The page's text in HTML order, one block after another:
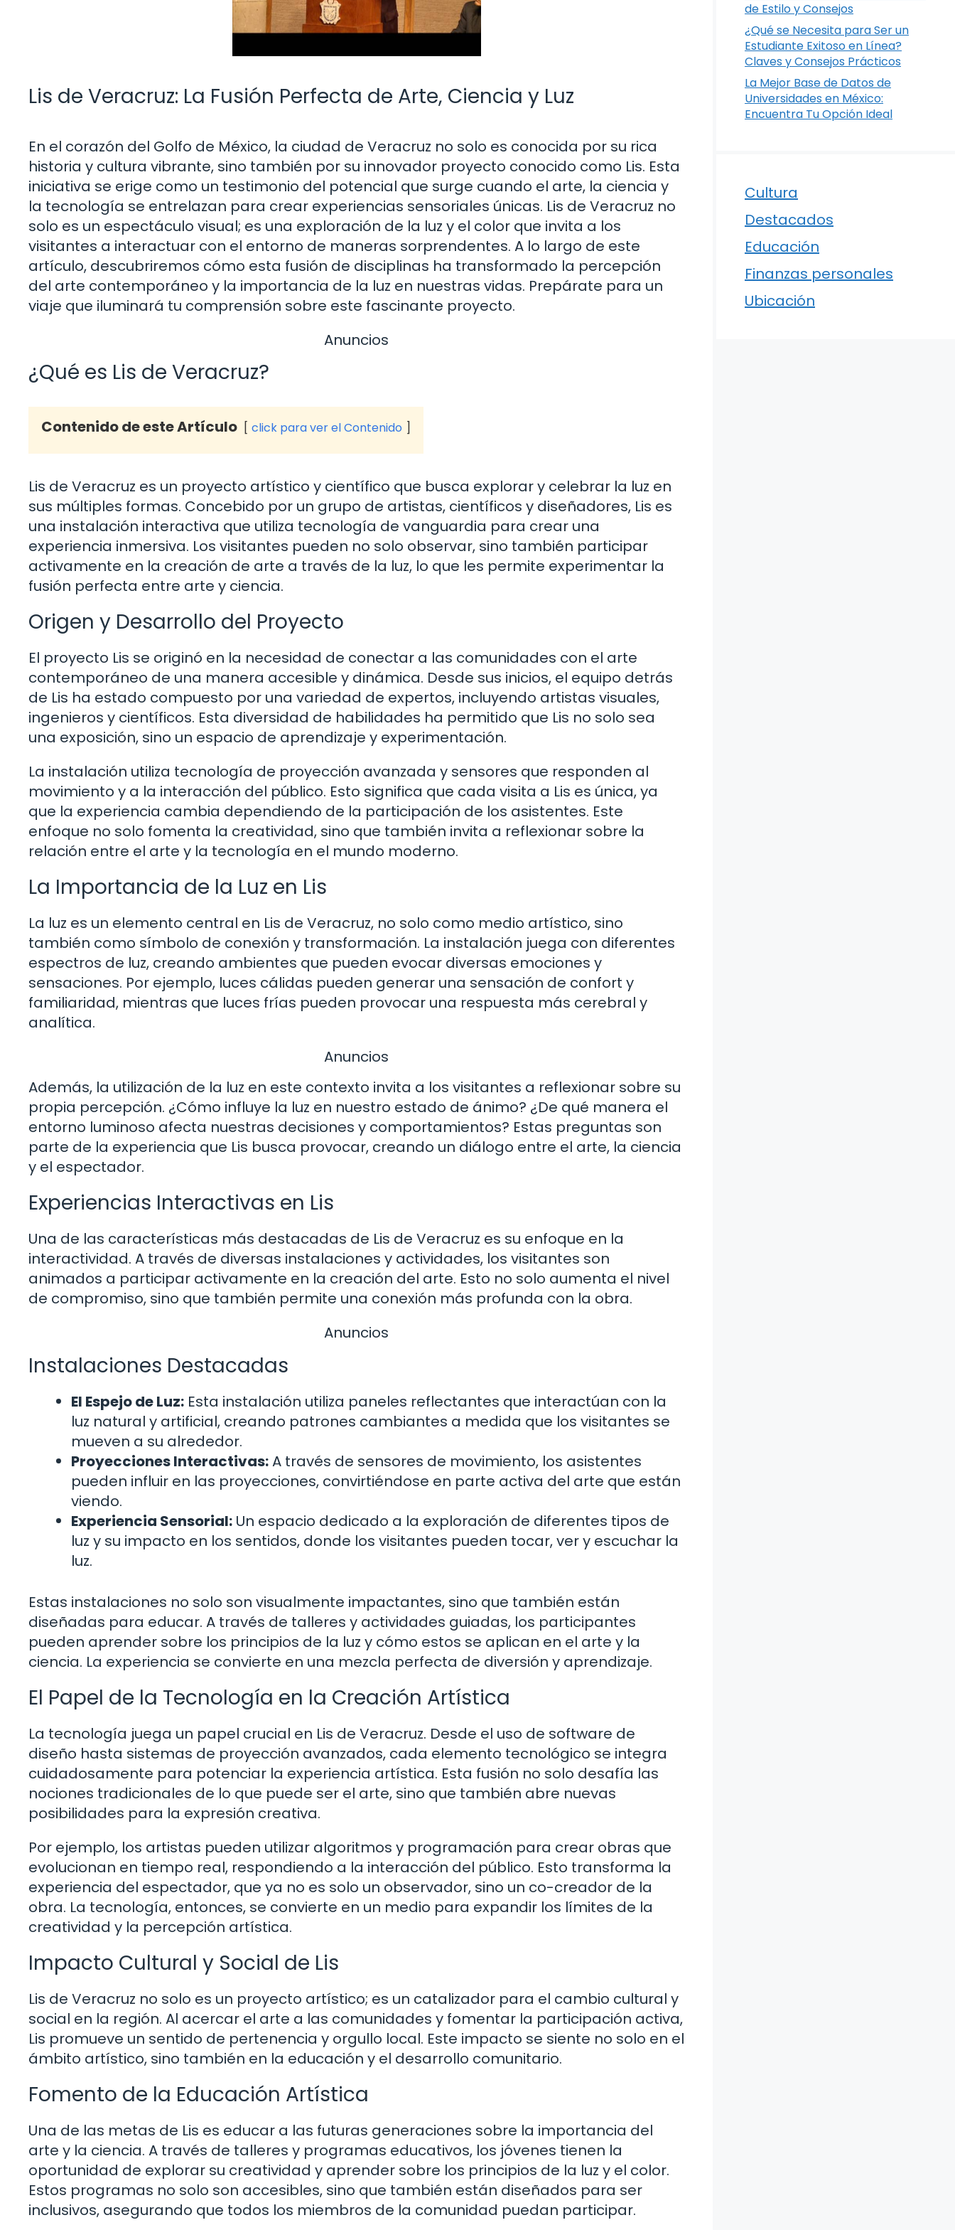
Lis de Veracruz: La Fusión Perfecta de Arte, Ciencia y Luz
En el corazón del Golfo de México, la ciudad de Veracruz no solo es conocida por su rica
historia y cultura vibrante, sino también por su innovador proyecto conocido como Lis. Esta
iniciativa se erige como un testimonio del potencial que surge cuando el arte, la ciencia y
la tecnología se entrelazan para crear experiencias sensoriales únicas. Lis de Veracruz no
solo es un espectáculo visual; es una exploración de la luz y el color que invita a los
visitantes a interactuar con el entorno de maneras sorprendentes. A lo largo de este
artículo, descubriremos cómo esta fusión de disciplinas ha transformado la percepción
del arte contemporáneo y la importancia de la luz en nuestras vidas. Prepárate para un
viaje que iluminará tu comprensión sobre este fascinante proyecto.
Anuncios
¿Qué es Lis de Veracruz?
Contenido de este Artículo click para ver el Contenido
Lis de Veracruz es un proyecto artístico y científico que busca explorar y celebrar la luz en
sus múltiples formas. Concebido por un grupo de artistas, científicos y diseñadores, Lis es
una instalación interactiva que utiliza tecnología de vanguardia para crear una
experiencia inmersiva. Los visitantes pueden no solo observar, sino también participar
activamente en la creación de arte a través de la luz, lo que les permite experimentar la
fusión perfecta entre arte y ciencia.
Origen y Desarrollo del Proyecto
El proyecto Lis se originó en la necesidad de conectar a las comunidades con el arte
contemporáneo de una manera accesible y dinámica. Desde sus inicios, el equipo detrás
de Lis ha estado compuesto por una variedad de expertos, incluyendo artistas visuales,
ingenieros y científicos. Esta diversidad de habilidades ha permitido que Lis no solo sea
una exposición, sino un espacio de aprendizaje y experimentación.
La instalación utiliza tecnología de proyección avanzada y sensores que responden al
movimiento y a la interacción del público. Esto significa que cada visita a Lis es única, ya
que la experiencia cambia dependiendo de la participación de los asistentes. Este
enfoque no solo fomenta la creatividad, sino que también invita a reflexionar sobre la
relación entre el arte y la tecnología en el mundo moderno.
La Importancia de la Luz en Lis
La luz es un elemento central en Lis de Veracruz, no solo como medio artístico, sino
también como símbolo de conexión y transformación. La instalación juega con diferentes
espectros de luz, creando ambientes que pueden evocar diversas emociones y
sensaciones. Por ejemplo, luces cálidas pueden generar una sensación de confort y
familiaridad, mientras que luces frías pueden provocar una respuesta más cerebral y
analítica.
Anuncios
Además, la utilización de la luz en este contexto invita a los visitantes a reflexionar sobre su
propia percepción. ¿Cómo influye la luz en nuestro estado de ánimo? ¿De qué manera el
entorno luminoso afecta nuestras decisiones y comportamientos? Estas preguntas son
parte de la experiencia que Lis busca provocar, creando un diálogo entre el arte, la ciencia
y el espectador.
Experiencias Interactivas en Lis
Una de las características más destacadas de Lis de Veracruz es su enfoque en la
interactividad. A través de diversas instalaciones y actividades, los visitantes son
animados a participar activamente en la creación del arte. Esto no solo aumenta el nivel
de compromiso, sino que también permite una conexión más profunda con la obra.
Anuncios
Instalaciones Destacadas
El Espejo de Luz: Esta instalación utiliza paneles reflectantes que interactúan con la
luz natural y artificial, creando patrones cambiantes a medida que los visitantes se
mueven a su alrededor.
Proyecciones Interactivas:A través de sensores de movimiento, los asistentes
pueden influir en las proyecciones, convirtiéndose en parte activa del arte que están
viendo.
Experiencia Sensorial: Un espacio dedicado a la exploración de diferentes tipos de
luz y su impacto en los sentidos, donde los visitantes pueden tocar, ver y escuchar la
luz.
Estas instalaciones no solo son visualmente impactantes, sino que también están
diseñadas para educar. A través de talleres y actividades guiadas, los participantes
pueden aprender sobre los principios de la luz y cómo estos se aplican en el arte y la
ciencia. La experiencia se convierte en una mezcla perfecta de diversión y aprendizaje.
El Papel de la Tecnología en la Creación Artística
La tecnología juega un papel crucial en Lis de Veracruz. Desde el uso de software de
diseño hasta sistemas de proyección avanzados, cada elemento tecnológico se integra
cuidadosamente para potenciar la experiencia artística. Esta fusión no solo desafía las
nociones tradicionales de lo que puede ser el arte, sino que también abre nuevas
posibilidades para la expresión creativa.
Por ejemplo, los artistas pueden utilizar algoritmos y programación para crear obras que
evolucionan en tiempo real, respondiendo a la interacción del público. Esto transforma la
experiencia del espectador, que ya no es solo un observador, sino un co-creador de la
obra. La tecnología, entonces, se convierte en un medio para expandir los límites de la
creatividad y la percepción artística.
Impacto Cultural y Social de Lis
Lis de Veracruz no solo es un proyecto artístico; es un catalizador para el cambio cultural y
social en la región. Al acercar el arte a las comunidades y fomentar la participación activa,
Lis promueve un sentido de pertenencia y orgullo local. Este impacto se siente no solo en el
ámbito artístico, sino también en la educación y el desarrollo comunitario.
Fomento de la Educación Artística
Una de las metas de Lis es educar a las futuras generaciones sobre la importancia del
arte y la ciencia. A través de talleres y programas educativos, los jóvenes tienen la
oportunidad de explorar su creatividad y aprender sobre los principios de la luz y el color.
Estos programas no solo son accesibles, sino que también están diseñados para ser
inclusivos, asegurando que todos los miembros de la comunidad puedan participar.
de Estilo y Consejos
¿Qué se Necesita para Ser un
Estudiante Exitoso en Línea?
Claves y Consejos Prácticos
La Mejor Base de Datos de
Universidades en México:
Encuentra Tu Opción Ideal
Cultura
Destacados
Educación
Finanzas personales
Ubicación